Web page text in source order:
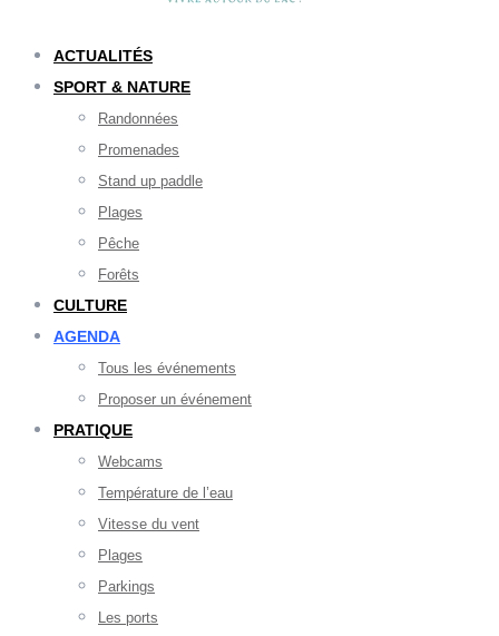
ACTUALITÉS
SPORT & NATURE
Randonnées
Promenades
Stand up paddle
Plages
Pêche
Forêts
CULTURE
AGENDA
Tous les événements
Proposer un événement
PRATIQUE
Webcams
Température de l’eau
Vitesse du vent
Plages
Parkings
Les ports